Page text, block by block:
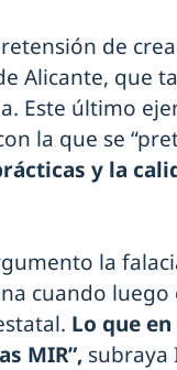
de
Alicante, que
Este último
la que se
y la
la
cuando
Lo que
MIR”, subraya